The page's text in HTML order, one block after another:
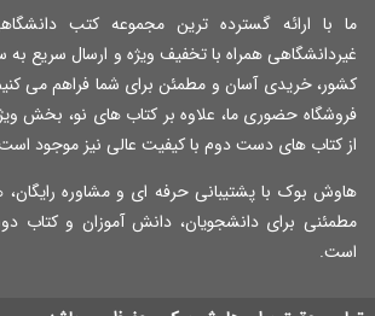
با ارائه گسترده ترین مجموعه کتب دانشگاهی و
همراه با تخفیف ویژه و ارسال سریع به سراسر
خریدی آسان و مطمئن برای شما فراهم می کنیم. در
حضوری ما، علاوه بر کتاب های نو، بخش ویژه ای
کتاب های دست دوم با کیفیت عالی نیز موجود است.
بوک با پشتیبانی حرفه ای و مشاوره رایگان، همراه
برای دانشجویان، دانش آموزان و کتاب دوستان